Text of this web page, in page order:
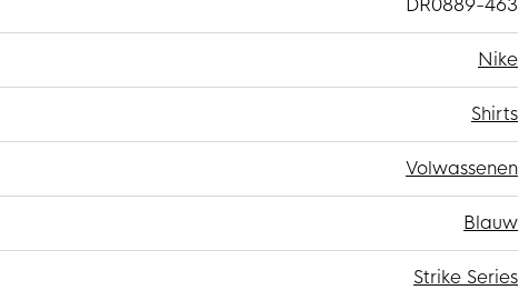
DR0889-463
Nike
Shirts
Volwassenen
Blauw
Strike Series